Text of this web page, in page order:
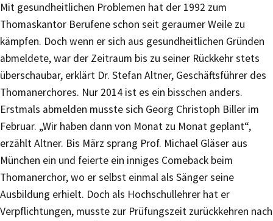
Mit gesundheitlichen Problemen hat der 1992 zum
Thomaskantor Berufene schon seit geraumer Weile zu
kämpfen. Doch wenn er sich aus gesundheitlichen Gründen
abmeldete, war der Zeitraum bis zu seiner Rückkehr stets
überschaubar, erklärt Dr. Stefan Altner, Geschäftsführer des
Thomanerchores. Nur 2014 ist es ein bisschen anders.
Erstmals abmelden musste sich Georg Christoph Biller im
Februar. „Wir haben dann von Monat zu Monat geplant“,
erzählt Altner. Bis März sprang Prof. Michael Gläser aus
München ein und feierte ein inniges Comeback beim
Thomanerchor, wo er selbst einmal als Sänger seine
Ausbildung erhielt. Doch als Hochschullehrer hat er
Verpflichtungen, musste zur Prüfungszeit zurückkehren nach